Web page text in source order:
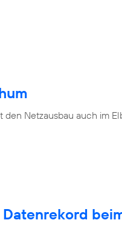
den Netzausbau auch im